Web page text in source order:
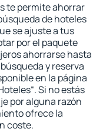
te permite ahorrar
de hoteles
se ajuste a tus
por el paquete
ahorrarse hasta
y reserva
en la página
Si no estás
por alguna razón
ofrece la
coste.